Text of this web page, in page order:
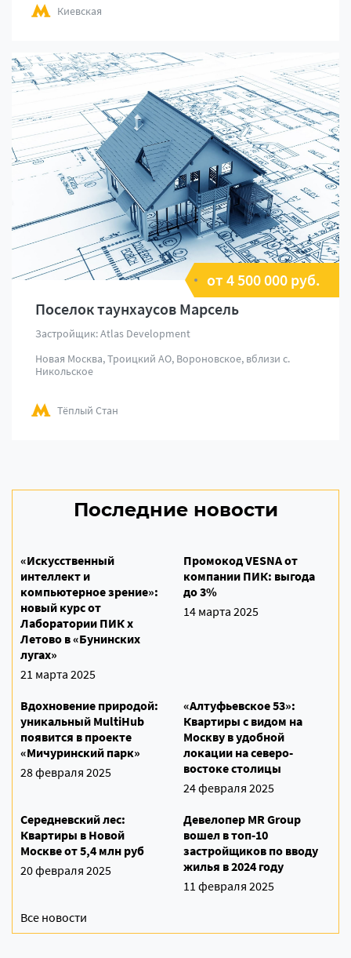
Киевская
от 4 500 000 руб.
Поселок таунхаусов Марсель
Застройщик: Atlas Development
Новая Москва, Троицкий АО, Вороновское, вблизи с.
Никольское
Тёплый Стан
Последние новости
«Искусственный
интеллект и
компьютерное зрение»:
новый курс от
Лаборатории ПИК х
Летово в «Бунинских
лугах»
21 марта 2025
Промокод VESNA от
компании ПИК: выгода
до 3%
14 марта 2025
Вдохновение природой:
уникальный MultiHub
появится в проекте
«Мичуринский парк»
28 февраля 2025
«Алтуфьевское 53»:
Квартиры с видом на
Москву в удобной
локации на северо-
востоке столицы
24 февраля 2025
Середневский лес:
Квартиры в Новой
Москве от 5,4 млн руб
20 февраля 2025
Девелопер MR Group
вошел в топ-10
застройщиков по вводу
жилья в 2024 году
11 февраля 2025
Все новости